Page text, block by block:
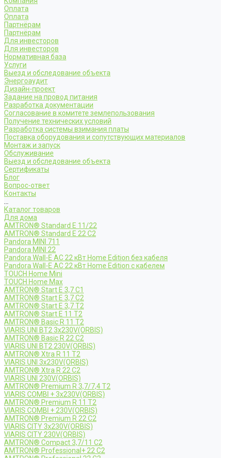
Оплата
Оплата
Партнёрам
Партнёрам
Для инвесторов
Для инвесторов
Нормативная база
Услуги
Выезд и обследование объекта
Энергоаудит
Дизайн-проект
Задание на провод питания
Разработка документации
Согласование в комитете землепользования
Получение технических условий
Разработка системы взимания платы
Поставка оборудования и сопутствующих материалов
Монтаж и запуск
Обслуживание
Выезд и обследование объекта
Сертификаты
Блог
Вопрос-ответ
Контакты
...
Каталог товаров
Для дома
AMTRON® Standard E 11/22
AMTRON® Standard E 22 C2
Pandora MINI 711
Pandora MINI 22
Pandora Wall-E AC 22 кВт Home Edition без кабеля
Pandora Wall-E AC 22 кВт Home Edition с кабелем
TOUCH Home Mini
TOUCH Home Max
AMTRON® Start E 3,7 C1
AMTRON® Start E 3,7 C2
AMTRON® Start E 3,7 T2
AMTRON® Start E 11 T2
AMTRON® Basic R 11 T2
VIARIS UNI BT2 3x230V(ORBIS)
AMTRON® Basic R 22 C2
VIARIS UNI BT2 230V(ORBIS)
AMTRON® Xtra R 11 T2
VIARIS UNI 3x230V(ORBIS)
AMTRON® Xtra R 22 C2
VIARIS UNI 230V(ORBIS)
AMTRON® Premium R 3,7/7,4 T2
VIARIS COMBI + 3x230V(ORBIS)
AMTRON® Premium R 11 T2
VIARIS COMBI + 230V(ORBIS)
AMTRON® Premium R 22 C2
VIARIS CITY 3x230V(ORBIS)
VIARIS CITY 230V(ORBIS)
AMTRON® Compact 3,7/11 C2
AMTRON® Professional+ 22 C2